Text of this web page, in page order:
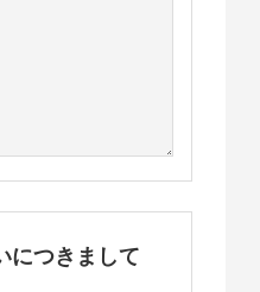
につきまして